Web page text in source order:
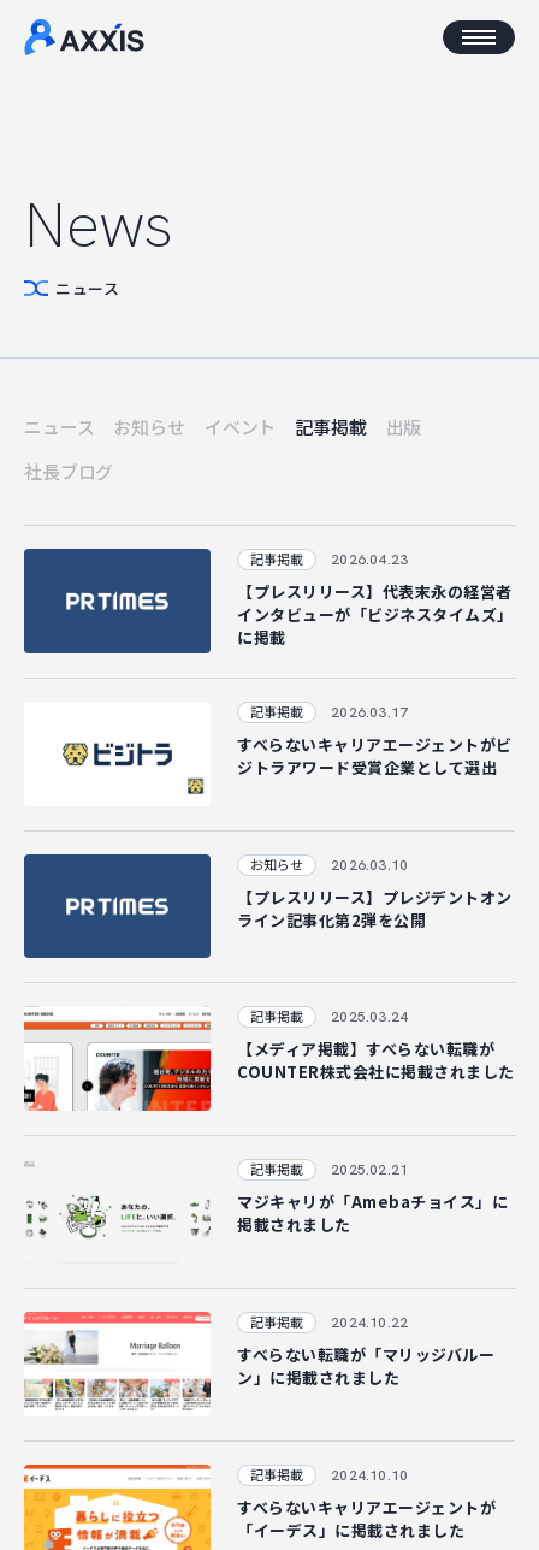
企業情報
アクセス
SERVICE
マジキャリ
すべらないキャリアエージェント
すべらない転職
NEWS
ニュース
出版
社長ブログ
CAREER
CONTACT
News
ニュース
ニュース お知らせ イベント 記事掲載
出版
社長ブログ
記事掲載 2026.04.23
【プレスリリース】代表末永の経営者
インタビューが「ビジネスタイムズ」
に掲載
記事掲載 2026.03.17
すべらないキャリアエージェントがビ
ジトラアワード受賞企業として選出
お知らせ 2026.03.10
【プレスリリース】プレジデントオン
ライン記事化第2弾を公開
記事掲載 2025.03.24
【メディア掲載】すべらない転職が
COUNTER株式会社に掲載されました
記事掲載 2025.02.21
マジキャリが「Amebaチョイス」に
掲載されました
記事掲載 2024.10.22
すべらない転職が「マリッジバルー
ン」に掲載されました
記事掲載 2024.10.10
すべらないキャリアエージェントが
「イーデス」に掲載されました